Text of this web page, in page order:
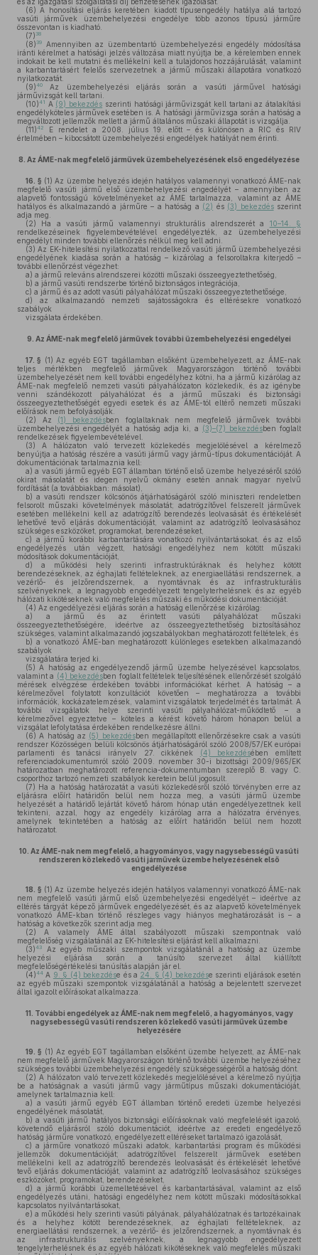
(6) A honosítási eljárás keretében kiadott típusengedély hatálya alá tartozó
vasúti járművek üzembehelyezési engedélye több azonos típusú járműre
összevontan is kiadható.
(7) 38
(8) 39
Amennyiben az üzembentartó üzembehelyezési engedély módosítása
iránti kérelmet a hatósági jelzés változása miatt nyújtja be, a kérelemben ennek
indokait be kell mutatni és mellékelni kell a tulajdonos hozzájárulását, valamint
a karbantartásért felelős szervezetnek a jármű műszaki állapotára vonatkozó
nyilatkozatát.
(9)40
Az üzembehelyezési eljárás során a vasúti járművel hatósági
járművizsgát kell tartani.
(10)41 A (9) bekezdés szerinti hatósági járművizsgát kell tartani az átalakítási
engedélyköteles járművek esetében is. A hatósági járművizsga során a hatóság a
megváltozott jellemzők mellett a jármű általános műszaki állapotát is vizsgálja.
(11)42
E rendelet a 2008. július 19. előtt – és különösen a RIC és RIV
értelmében – kibocsátott üzembehelyezési engedélyek hatályát nem érinti.
8. Az ÁME-nak megfelelő járművek üzembehelyezésének első engedélyezése
16. § (1) Az üzembe helyezés idején hatályos valamennyi vonatkozó ÁME-nak
megfelelő vasúti jármű első üzembehelyezési engedélyét – amennyiben az
alapvető fontosságú követelményeket az ÁME tartalmazza, valamint az ÁME
hatályos és alkalmazandó a járműre – a hatóság a (2) és (3) bekezdésszerint
adja meg.
(2) Ha a vasúti jármű valamennyi strukturális alrendszerét a 10–14. §
rendelkezéseinek figyelembevételével engedélyezték, az üzembehelyezési
engedélyt minden további ellenőrzés nélkül meg kell adni.
(3) Az EK-hitelesítési nyilatkozattal rendelkező vasúti jármű üzembehelyezési
engedélyének kiadása során a hatóság – kizárólag a felsoroltakra kiterjedő –
további ellenőrzést végezhet:
a) a jármű releváns alrendszerei közötti műszaki összeegyeztethetőség,
b) a jármű vasúti rendszerbe történő biztonságos integrációja,
c) a jármű és az adott vasúti pályahálózat műszaki összeegyeztethetősége,
d) az alkalmazandó nemzeti sajátosságokra és eltérésekre vonatkozó
szabályok
vizsgálata érdekében.
9. Az ÁME-nak megfelelő járművek további üzembehelyezési engedélyei
17. § (1) Az egyéb EGT tagállamban elsőként üzembehelyezett, az ÁME-nak
teljes mértékben megfelelő járművek Magyarországon történő további
üzembehelyezését nem kell további engedélyhez kötni, ha a jármű kizárólag az
ÁME-nak megfelelő nemzeti vasúti pályahálózaton közlekedik, és az igénybe
venni szándékozott pályahálózat és a jármű műszaki és biztonsági
összeegyeztethetőségét egyedi esetek és az ÁME-tól eltérő nemzeti műszaki
előírások nem befolyásolják.
(2) Az (1) bekezdésben foglaltaknak nem megfelelő járművek további
üzembehelyezési engedélyét a hatóság adja ki, a (3)–(7) bekezdésben foglalt
rendelkezések figyelembevételével.
(3) A hálózaton való tervezett közlekedés megjelölésével a kérelmező
benyújtja a hatóság részére a vasúti jármű vagy jármű-típus dokumentációját. A
dokumentációnak tartalmaznia kell:
a) a vasúti jármű egyéb EGT államban történő első üzembe helyezéséről szóló
okirat másolatát és idegen nyelvű okmány esetén annak magyar nyelvű
fordítását (a továbbiakban: másolat),
b) a vasúti rendszer kölcsönös átjárhatóságáról szóló miniszteri rendeletben
felsorolt műszaki követelmények másolatát; adatrögzítővel felszerelt járművek
esetében mellékelni kell az adatrögzítő berendezés leolvasását és értékelését
lehetővé tevő eljárás dokumentációját, valamint az adatrögzítő leolvasásához
szükséges eszközöket, programokat, berendezéseket,
c) a jármű korábbi karbantartására vonatkozó nyilvántartásokat, és az első
engedélyezés után végzett, hatósági engedélyhez nem kötött műszaki
módosítások dokumentációját,
d) a működési hely szerinti infrastruktúráknak és helyhez kötött
berendezéseknek, az éghajlati feltételeknek, az energiaellátási rendszernek, a
vezérlő- és jelzőrendszernek, a nyomtávnak és az infrastrukturális
szelvényeknek, a legnagyobb engedélyezett tengelyterhelésnek és az egyéb
hálózati kikötéseknek való megfelelés műszaki és működési dokumentációját.
(4) Az engedélyezési eljárás során a hatóság ellenőrzése kizárólag:
a) a jármű és az érintett vasúti pályahálózat műszaki
összeegyeztethetőségére, ideértve az összeegyeztethetőség biztosításához
szükséges, valamint alkalmazandó jogszabályokban meghatározott feltételek, és
b) a vonatkozó ÁME-ban meghatározott különleges esetekben alkalmazandó
szabályok
vizsgálatára terjed ki.
(5) A hatóság az engedélyezendő jármű üzembe helyezésével kapcsolatos,
valamint a (4) bekezdésben foglalt feltételek teljesítésének ellenőrzését szolgáló
mérések elvégzése érdekében további információkat kérhet. A hatóság – a
kérelmezővel folytatott konzultációt követően – meghatározza a további
információk, kockázatelemzések, valamint vizsgálatok terjedelmét és tartalmát. A
további vizsgálatok helye szerinti vasúti pályahálózat-működtető – a
kérelmezővel egyeztetve – köteles a kérést követő három hónapon belül a
vizsgálat lefolytatása érdekében rendelkezésre állni.
(6) A hatóság az (5) bekezdésben megállapított ellenőrzésekre csak a vasúti
rendszer Közösségen belüli kölcsönös átjárhatóságáról szóló 2008/57/EK európai
parlamenti és tanácsi irányelv 27. cikkének
(4) bekezdésében említett
referenciadokumentumról szóló 2009. november 30-i bizottsági 2009/965/EK
határozatban meghatározott referencia-dokumentumban szereplő B. vagy C.
csoporthoz tartozó nemzeti szabályok keretein belül jogosult.
(7) Ha a hatóság határozatát a vasúti közlekedésről szóló törvényben erre az
eljárásra előírt határidőn belül nem hozza meg, a vasúti jármű üzembe
helyezését a határidő lejártát követő három hónap után engedélyezettnek kell
tekinteni, azzal, hogy az engedély kizárólag arra a hálózatra érvényes,
amelynek tekintetében a hatóság az előírt határidőn belül nem hozott
határozatot.
10. Az ÁME-nak nem megfelelő, a hagyományos, vagy nagysebességű vasúti
rendszeren közlekedő vasúti járművek üzembe helyezésének első
engedélyezése
18. § (1) Az üzembe helyezés idején hatályos valamennyi vonatkozó ÁME-nak
nem megfelelő vasúti jármű első üzembehelyezési engedélyét – ideértve az
eltérés tárgyát képező járművek engedélyezését, és az alapvető követelmények
vonatkozó ÁME-kban történő részleges vagy hiányos meghatározását is – a
hatóság a következők szerint adja meg.
(2) A valamely ÁME által szabályozott műszaki szempontnak való
megfelelőség vizsgálatánál az EK-hitelesítési eljárást kell alkalmazni.
(3)43
Az egyéb műszaki szempontok vizsgálatánál a hatóság az üzembe
helyezési eljárása során a tanúsító szervezet által kiállított
megfelelőségértékelési tanúsítás alapján jár el.
(4)44 A 9. § (4) bekezdése és a 24. § (4) bekezdése szerinti eljárások esetén
az egyéb műszaki szempontok vizsgálatánál a hatóság a bejelentett szervezet
által igazolt előírásokat alkalmazza.
11. További engedélyek az ÁME-nak nem megfelelő, a hagyományos, vagy
nagysebességű vasúti rendszeren közlekedő vasúti járművek üzembe
helyezésére
19. § (1) Az egyéb EGT tagállamban elsőként üzembe helyezett, az ÁME-nak
nem megfelelő járművek Magyarországon történő további üzembe helyezéséhez
szükséges további üzembehelyezési engedély szükségességéről a hatóság dönt.
(2) A hálózaton való tervezett közlekedés megjelölésével a kérelmező nyújtja
be a hatóságnak a vasúti jármű vagy járműtípus műszaki dokumentációját,
amelynek tartalmaznia kell:
a) a vasúti jármű egyéb EGT államban történő eredeti üzembe helyezési
engedélyének másolatát,
b) a vasúti jármű hatályos biztonsági előírásoknak való megfelelését igazoló,
követendő eljárásról szóló dokumentációt, ideértve az eredeti engedélyező
hatóság járműre vonatkozó, engedélyezett eltéréseket tartalmazó igazolását,
c) a járműre vonatkozó műszaki adatok, karbantartási program és működési
jellemzők dokumentációját; adatrögzítővel felszerelt járművek esetében
mellékelni kell az adatrögzítő berendezés leolvasását és értékelését lehetővé
tevő eljárás dokumentációját, valamint az adatrögzítő leolvasásához szükséges
eszközöket, programokat, berendezéseket,
d) a jármű korábbi üzemeltetésével és karbantartásával, valamint az első
engedélyezés utáni, hatósági engedélyhez nem kötött műszaki módosításokkal
kapcsolatos nyilvántartásokat,
e) a működési hely szerinti vasúti pályának, pályahálózatnak és tartozékainak
és a helyhez kötött berendezéseknek, az éghajlati feltételeknek, az
energiaellátási rendszernek, a vezérlő- és jelzőrendszernek, a nyomtávnak és
az infrastrukturális szelvényeknek, a legnagyobb engedélyezett
tengelyterhelésnek és az egyéb hálózati kikötéseknek való megfelelés műszaki